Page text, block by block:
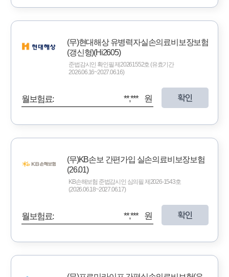
(무)현대해상 유병력자실손의료비보장보험
(갱신형)(Hi2605)
준법감시인 확인필 제20261552호 (유효기간
2026.06.16~2027.06.16)
월보험료: **,*** 원 확인
(무)KB손보 간편가입 실손의료비보장보험
(26.01)
KB손해보험 준법감시인 심의필 제2026-1543호
(2026.06.18~2027.06.17)
월보험료: **,*** 원 확인